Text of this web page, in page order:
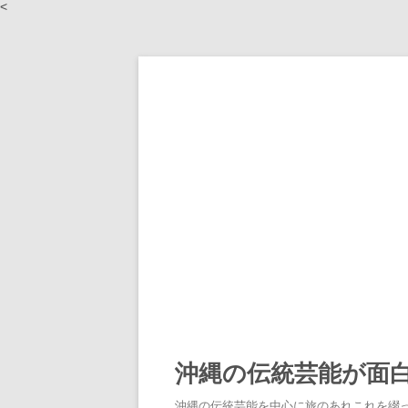
<
沖縄の伝統芸能が面